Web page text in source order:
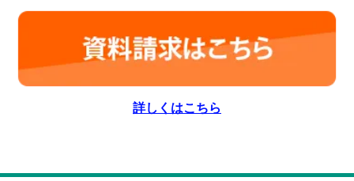
詳しくはこちら